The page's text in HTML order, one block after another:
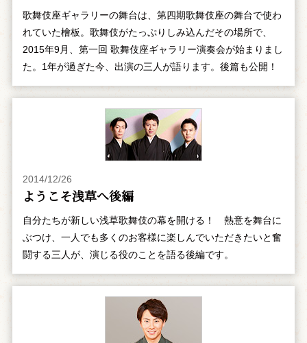
歌舞伎座ギャラリーの舞台は、第四期歌舞伎座の舞台で使わ
れていた檜板。歌舞伎がたっぷりしみ込んだその場所で、
2015年9月、第一回 歌舞伎座ギャラリー演奏会が始まりまし
た。1年が過ぎた今、出演の三人が語ります。後篇も公開！
2014/12/26
ようこそ浅草へ――後編
自分たちが新しい浅草歌舞伎の幕を開ける！ 熱意を舞台に
ぶつけ、一人でも多くのお客様に楽しんでいただきたいと奮
闘する三人が、演じる役のことを語る後編です。